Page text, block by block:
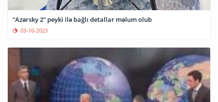
“Azərsky 2” peyki ilə bağlı detallar məlum olub
03-10-2023